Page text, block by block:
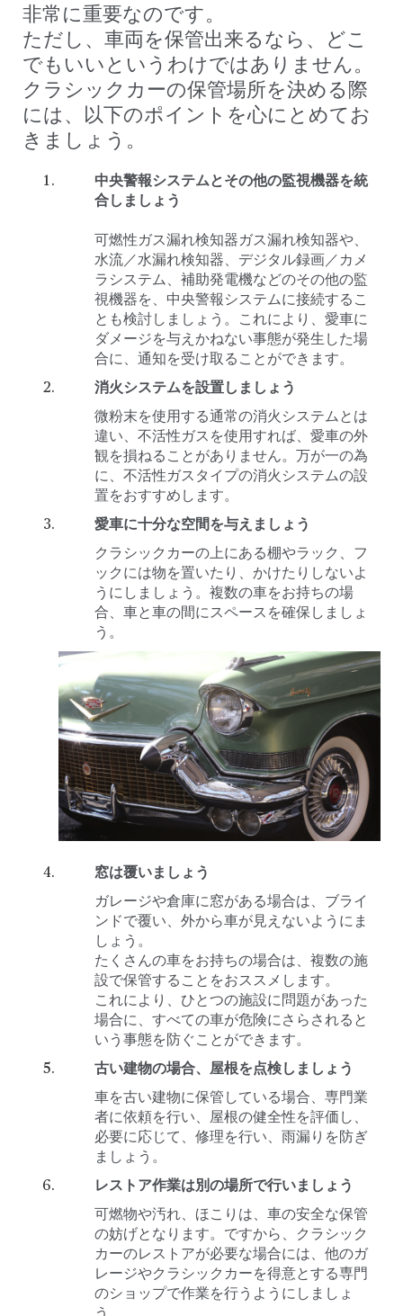
非常に重要なのです。
ただし、車両を保管出来るなら、どこ
でもいいというわけではありません。
クラシックカーの保管場所を決める際
には、以下のポイントを心にとめてお
きましょう。
中央警報システムとその他の監視機器を統
合しましょう
可燃性ガス漏れ検知器ガス漏れ検知器や、
水流／水漏れ検知器、デジタル録画／カメ
ラシステム、補助発電機などのその他の監
視機器を、中央警報システムに接続するこ
とも検討しましょう。これにより、愛車に
ダメージを与えかねない事態が発生した場
合に、通知を受け取ることができます。
消火システムを設置しましょう
微粉末を使用する通常の消火システムとは
違い、不活性ガスを使用すれば、愛車の外
観を損ねることがありません。万が一の為
に、不活性ガスタイプの消火システムの設
置をおすすめします。
愛車に十分な空間を与えましょう
クラシックカーの上にある棚やラック、フ
ックには物を置いたり、かけたりしないよ
うにしましょう。複数の車をお持ちの場
合、車と車の間にスペースを確保しましょ
う。
窓は覆いましょう
ガレージや倉庫に窓がある場合は、ブライ
ンドで覆い、外から車が見えないようにま
しょう。
たくさんの車をお持ちの場合は、複数の施
設で保管することをおススメします。
これにより、ひとつの施設に問題があった
場合に、すべての車が危険にさらされると
いう事態を防ぐことができます。
古い建物の場合、屋根を点検しましょう
車を古い建物に保管している場合、専門業
者に依頼を行い、屋根の健全性を評価し、
必要に応じて、修理を行い、雨漏りを防ぎ
ましょう。
レストア作業は別の場所で行いましょう
可燃物や汚れ、ほこりは、車の安全な保管
の妨げとなります。ですから、クラシック
カーのレストアが必要な場合には、他のガ
レージやクラシックカーを得意とする専門
のショップで作業を行うようにしましょ
う。